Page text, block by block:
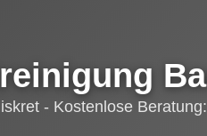
- Kostenlose Beratung: